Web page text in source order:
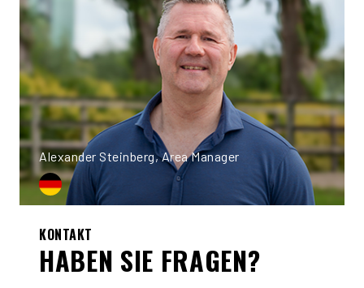
Alexander Steinberg, Area Manager
KONTAKT
HABEN SIE FRAGEN?